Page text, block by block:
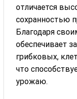
отличается
сохранностью
Благодаря
обеспечивает
грибковых,
что
урожаю.